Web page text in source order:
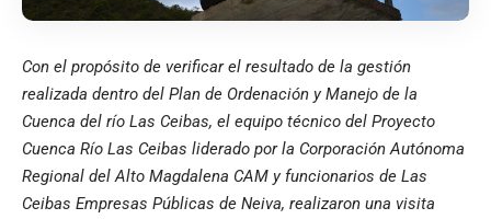
Con el propósito de verificar el resultado de la gestión
realizada dentro del Plan de Ordenación y Manejo de la
Cuenca del río Las Ceibas, el equipo técnico del Proyecto
Cuenca Río Las Ceibas liderado por la Corporación Autónoma
Regional del Alto Magdalena CAM y funcionarios de Las
Ceibas Empresas Públicas de Neiva, realizaron una visita